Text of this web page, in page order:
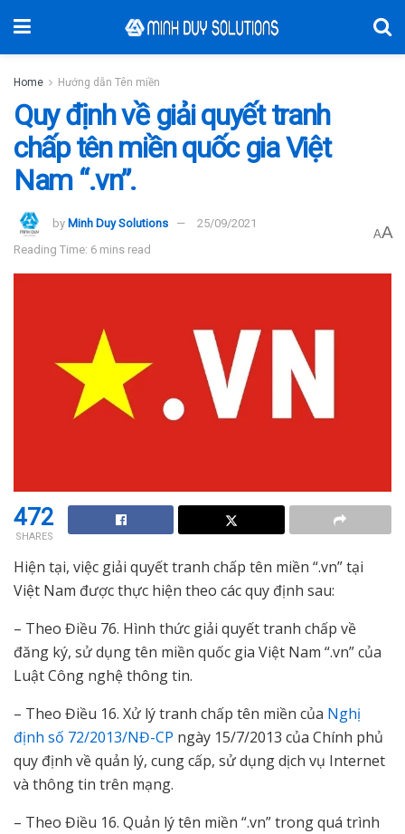
Home Hướng dẫn Tên miền
Quy định về giải quyết tranh
chấp tên miền quốc gia Việt
Nam “.vn”.
by Minh Duy Solutions
25/09/2021
Reading Time: 6 mins read
AA
472
SHARES
Hiện tại, việc giải quyết tranh chấp tên miền “.vn” tại
Việt Nam được thực hiện theo các quy định sau:
– Theo Điều 76. Hình thức giải quyết tranh chấp về
đăng ký, sử dụng tên miền quốc gia Việt Nam “.vn” của
Luật Công nghệ thông tin.
– Theo Điều 16. Xử lý tranh chấp tên miền của Nghị
định số 72/2013/NĐ-CP ngày 15/7/2013 của Chính phủ
quy định về quản lý, cung cấp, sử dụng dịch vụ Internet
và thông tin trên mạng.
– Theo Điều 16. Quản lý tên miền “.vn” trong quá trình